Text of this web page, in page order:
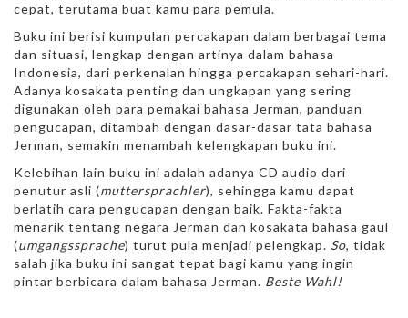
cepat, terutama buat kamu para pemula.
Buku ini berisi kumpulan percakapan dalam berbagai tema
dan situasi, lengkap dengan artinya dalam bahasa
Indonesia, dari perkenalan hingga percakapan sehari-hari.
Adanya kosakata penting dan ungkapan yang sering
digunakan oleh para pemakai bahasa Jerman, panduan
pengucapan, ditambah dengan dasar-dasar tata bahasa
Jerman, semakin menambah kelengkapan buku ini.
Kelebihan lain buku ini adalah adanya CD audio dari
penutur asli (muttersprachler), sehingga kamu dapat
berlatih cara pengucapan dengan baik. Fakta-fakta
menarik tentang negara Jerman dan kosakata bahasa gaul
(umgangssprache) turut pula menjadi pelengkap. So, tidak
salah jika buku ini sangat tepat bagi kamu yang ingin
pintar berbicara dalam bahasa Jerman. Beste Wahl!